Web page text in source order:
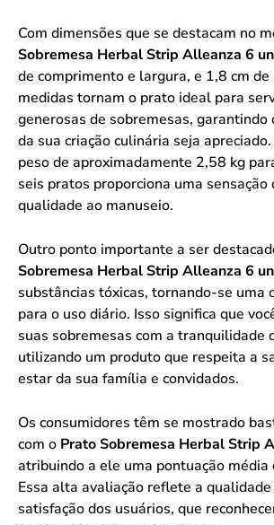
Com dimensões que se destacam no
Sobremesa Herbal Strip Alleanza 6 un
de comprimento e largura, e 1,8 cm de
medidas tornam o prato ideal para
generosas de sobremesas, garantindo
da sua criação culinária seja
peso de aproximadamente 2,58 kg
seis pratos proporciona uma sensação
qualidade ao manuseio.
Outro ponto importante a ser
Sobremesa Herbal Strip Alleanza 6 un
substâncias tóxicas, tornando-se uma
para o uso diário. Isso significa que
suas sobremesas com a tranquilidade
utilizando um produto que respeita a
estar da sua família e convidados.
Os consumidores têm se mostrado
com o Prato Sobremesa Herbal Strip
atribuindo a ele uma pontuação média
Essa alta avaliação reflete a
satisfação dos usuários, que